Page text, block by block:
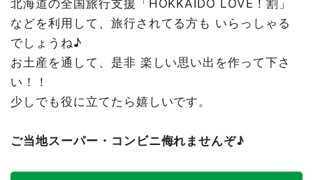
北海道の全国旅行支援「HOKKAIDO LOVE！割」
などを利用して、旅行されてる方も いらっしゃる
でしょうね♪
お土産を通して、是非 楽しい思い出を作って下さ
い！！
少しでも役に立てたら嬉しいです。
ご当地スーパー・コンビニ侮れませんぞ♪